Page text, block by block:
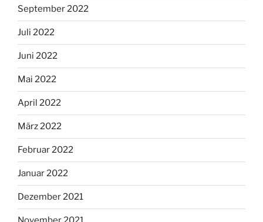
September 2022
Juli 2022
Juni 2022
Mai 2022
April 2022
März 2022
Februar 2022
Januar 2022
Dezember 2021